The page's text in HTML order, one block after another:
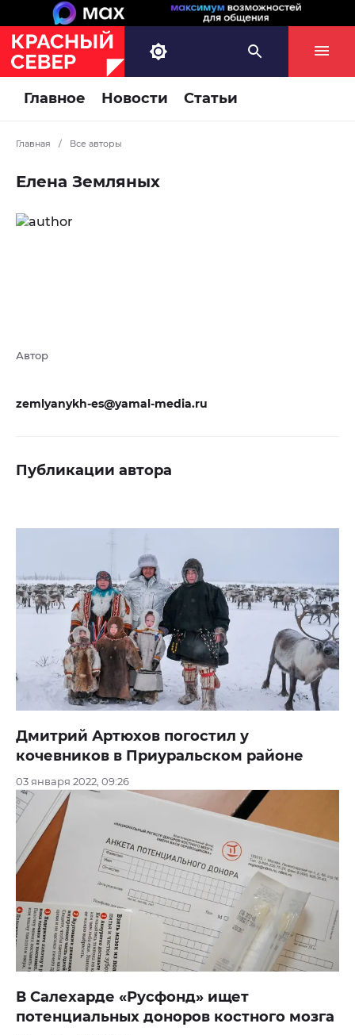
Главное Новости Статьи
Главная / Все авторы
Елена Земляных
Автор
zemlyanykh-es@yamal-media.ru
Публикации автора
Дмитрий Артюхов погостил у
кочевников в Приуральском районе
03 января 2022, 09:26
В Салехарде «Русфонд» ищет
потенциальных доноров костного мозга